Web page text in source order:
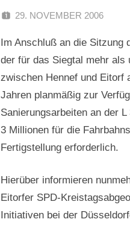
29. NOVEMBER 2006
Im Anschluß an die Sitzung
der für das Siegtal mehr als
zwischen Hennef und Eitorf
Jahren planmäßig zur
Sanierungsarbeiten an der
3 Millionen für die
Fertigstellung erforderlich.
Hierüber informieren
Eitorfer SPD-
Initiativen bei der